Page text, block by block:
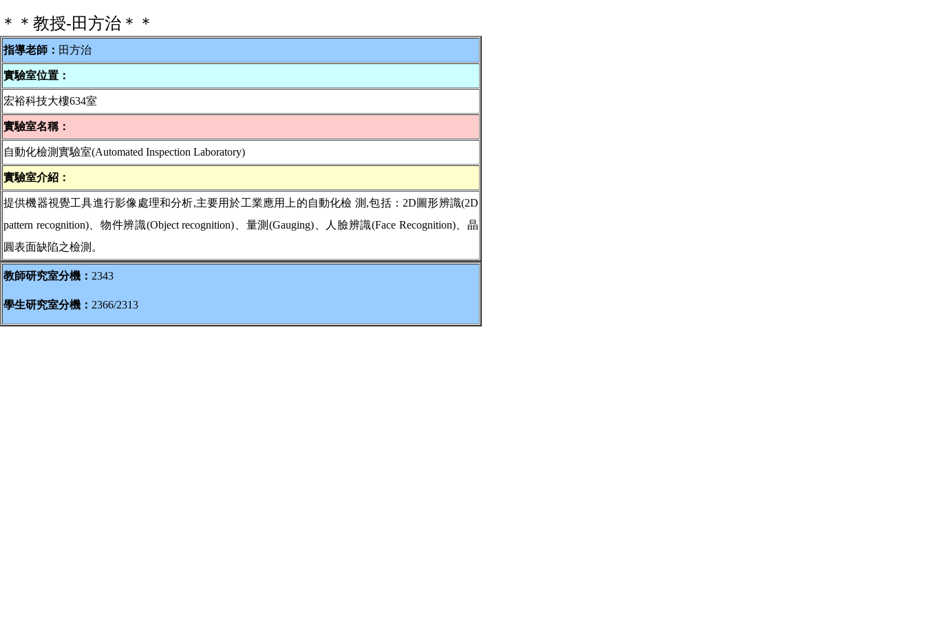
＊＊教授-田方治＊＊
指導老師： 田方治
實驗室位置：
宏裕科技大樓634室
實驗室名稱：
自動化檢測實驗室(Automated Inspection Laboratory)
實驗室介紹：
提供機器視覺工具進行影像處理和分析,主要用於工業應用上的自動化檢 測,包括：2D圖形辨識(2D
pattern recognition)、物件辨識(Object recognition)、量測(Gauging)、人臉辨識(Face Recognition)、晶
圓表面缺陷之檢測。
教師研究室分機： 2343
學生研究室分機： 2366/2313